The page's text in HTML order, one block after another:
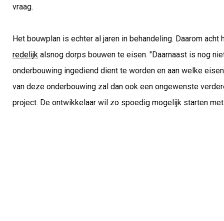
vraag.
Het bouwplan is echter al jaren in behandeling. Daarom
redelijkalsnog dorps bouwen te eisen. "Daarnaast is nog
onderbouwing ingediend dient te worden en aan welke
van deze onderbouwing zal dan ook een ongewenste
project. De ontwikkelaar wil zo spoedig mogelijk starten